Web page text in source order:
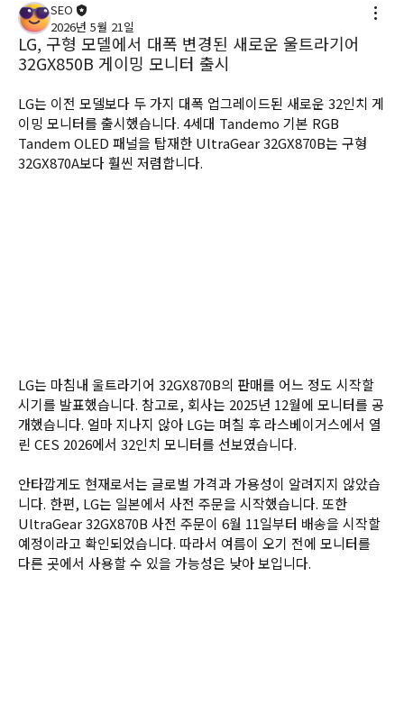
SEO
2026년 5월 21일
LG, 구형 모델에서 대폭 변경된 새로운 울트라기어
32GX850B 게이밍 모니터 출시
LG는 이전 모델보다 두 가지 대폭 업그레이드된 새로운 32인치 게
이밍 모니터를 출시했습니다. 4세대 Tandemo 기본 RGB
Tandem OLED 패널을 탑재한 UltraGear 32GX870B는 구형
32GX870A보다 훨씬 저렴합니다.
LG는 마침내 울트라기어 32GX870B의 판매를 어느 정도 시작할
시기를 발표했습니다. 참고로, 회사는 2025년 12월에 모니터를 공
개했습니다. 얼마 지나지 않아 LG는 며칠 후 라스베이거스에서 열
린 CES 2026에서 32인치 모니터를 선보였습니다.
안타깝게도 현재로서는 글로벌 가격과 가용성이 알려지지 않았습
니다. 한편, LG는 일본에서 사전 주문을 시작했습니다. 또한
UltraGear 32GX870B 사전 주문이 6월 11일부터 배송을 시작할
예정이라고 확인되었습니다. 따라서 여름이 오기 전에 모니터를
다른 곳에서 사용할 수 있을 가능성은 낮아 보입니다.